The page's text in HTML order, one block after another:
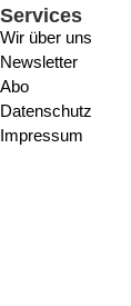
Services
Wir über uns
Newsletter
Abo
Datenschutz
Impressum